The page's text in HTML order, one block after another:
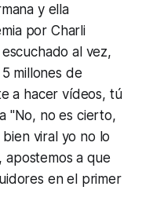
y ella
por Charli
al vez,
millones de
a hacer vídeos, tú
"No, no es cierto,
viral yo no lo
apostemos a que
en el primer